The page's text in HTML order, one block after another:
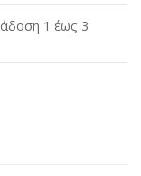
1 έως 3